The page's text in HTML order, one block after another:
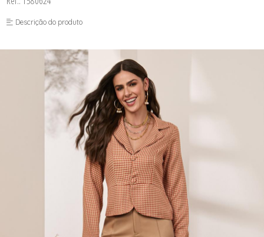
LONGO-AGOSTO I-
MACAC-AGOSTO I-
SAIA-AGOSTO I-
SHORT-AGOSTO I-
TOP-AGOSTO I-
VESTI-AGOSTO I-
Descrição do produto